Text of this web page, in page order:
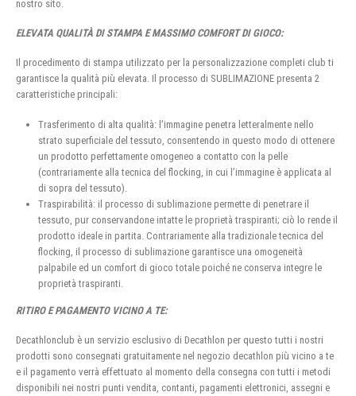
nostro sito.
ELEVATA QUALITÀ DI STAMPA E MASSIMO COMFORT DI GIOCO:
Il procedimento di stampa utilizzato per la personalizzazione completi club ti
garantisce la qualità più elevata. Il processo di SUBLIMAZIONE presenta 2
caratteristiche principali:
Trasferimento di alta qualità: l’immagine penetra letteralmente nello
strato superficiale del tessuto, consentendo in questo modo di ottenere
un prodotto perfettamente omogeneo a contatto con la pelle
(contrariamente alla tecnica del flocking, in cui l’immagine è applicata al
di sopra del tessuto).
Traspirabilità: il processo di sublimazione permette di penetrare il
tessuto, pur conservandone intatte le proprietà traspiranti; ciò lo rende il
prodotto ideale in partita. Contrariamente alla tradizionale tecnica del
flocking, il processo di sublimazione garantisce una omogeneità
palpabile ed un comfort di gioco totale poiché ne conserva integre le
proprietà traspiranti.
RITIRO E PAGAMENTO VICINO A TE:
Decathlonclub è un servizio esclusivo di Decathlon per questo tutti i nostri
prodotti sono consegnati gratuitamente nel negozio decathlon più vicino a te
e il pagamento verrà effettuato al momento della consegna con tutti i metodi
disponibili nei nostri punti vendita, contanti, pagamenti elettronici, assegni e